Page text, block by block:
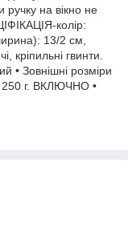
ручку на вікно не
колір:
13/2 см,
кріпильні гвинти.
• Зовнішні розміри
250 г. ВКЛЮЧНО •